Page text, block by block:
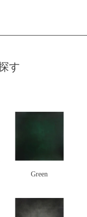
す
Green